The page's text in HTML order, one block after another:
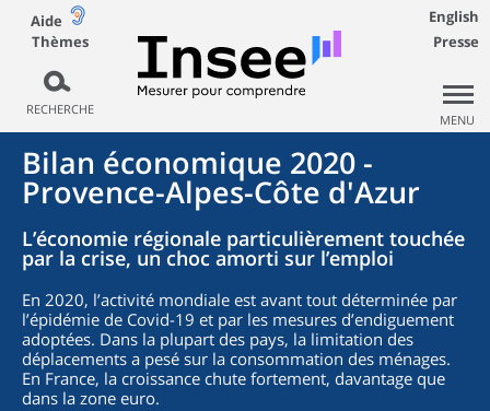
Aide
Thèmes
RECHERCHE
English
Presse
MENU
Bilan économique 2020 -
Provence-Alpes-Côte d'Azur
L’économie régionale particulièrement touchée
par la crise, un choc amorti sur l’emploi
En 2020, l’activité mondiale est avant tout déterminée par
l’épidémie de Covid-19 et par les mesures d’endiguement
adoptées. Dans la plupart des pays, la limitation des
déplacements a pesé sur la consommation des ménages.
En France, la croissance chute fortement, davantage que
dans la zone euro.